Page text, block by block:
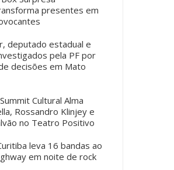
presentes em
deputado estadual e
pela PF por
decisões em Mato
Cultural Alma
Rossandro Klinjey e
no Teatro Positivo
leva 16 bandas ao
em noite de rock